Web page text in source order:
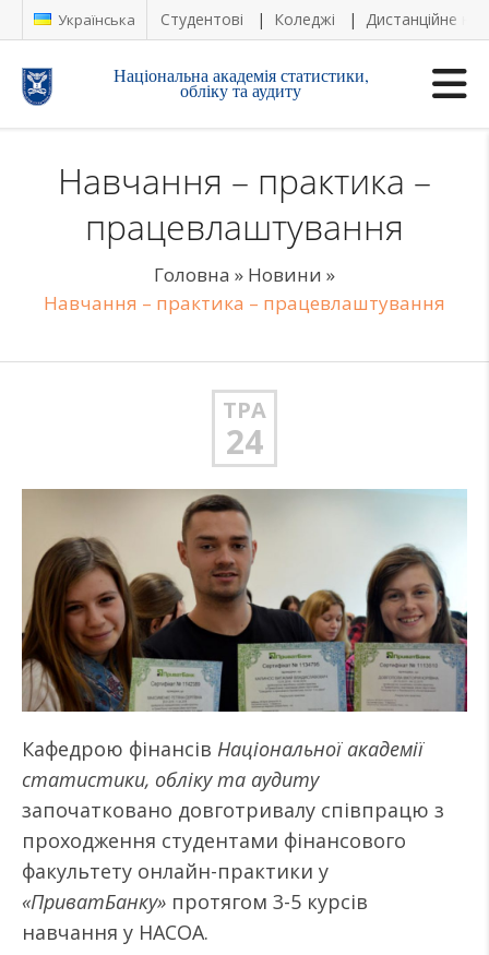
Українська Студентові Коледжі Дистанційне
Національна академія статистики,
обліку та аудиту
Навчання – практика –
працевлаштування
Головна » Новини »
Навчання – практика – працевлаштування
ТРА
24
Кафедрою фінансів Національної академії
статистики, обліку та аудиту
започатковано довготривалу співпрацю з
проходження студентами фінансового
факультету онлайн-практики у
«ПриватБанку» протягом 3-5 курсів
навчання у НАСОА.